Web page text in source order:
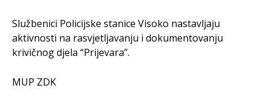
Službenici Policijske stanice Visoko nastavljaju
aktivnosti na rasvjetljavanju i dokumentovanju
krivičnog djela “Prijevara”.
MUP ZDK